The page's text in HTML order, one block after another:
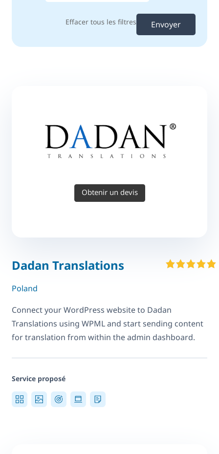
Effacer tous les filtres
Obtenir un devis
Dadan Translations
Poland
Connect your WordPress website to Dadan
Translations using WPML and start sending content
for translation from within the admin dashboard.
Service proposé